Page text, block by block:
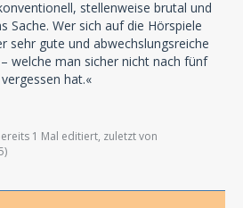
stellenweise brutal und
Sache. Wer sich auf die Hörspiele
sehr gute und abwechslungsreiche
welche man sicher nicht nach fünf
hat.«
1 Mal editiert, zuletzt von
)